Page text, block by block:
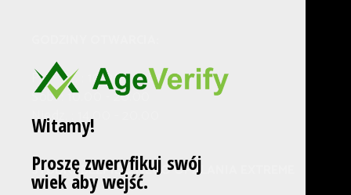
Pn. - Pt. : 10.00 - 21.00
Sob. : 10.00 - 20.00
Niedz. : 14.00 - 20.00
STUDIO BEZPIECZNEGO OPALANIA EXTREME
Witamy!
Proszę zweryfikuj swój
wiek aby wejść.